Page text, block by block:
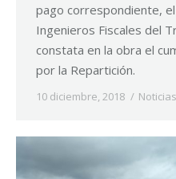
pago correspondiente,
Ingenieros Fiscales del
constata en la obra el
por la Repartición.
10 diciembre, 2018 Noticias